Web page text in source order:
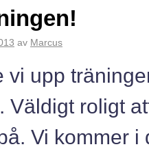
av Marcus
vi upp
Väldigt roligt
Vi kommer